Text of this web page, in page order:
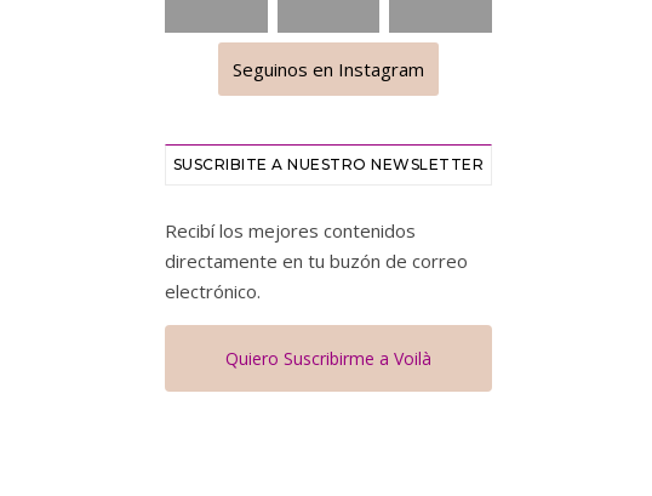
Seguinos en Instagram
SUSCRIBITE A NUESTRO NEWSLETTER
Recibí los mejores contenidos
directamente en tu buzón de correo
electrónico.
Quiero Suscribirme a Voilà